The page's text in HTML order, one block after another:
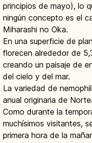
principios de mayo), lo
ningún concepto es el
Miharashi no Oka.
En una superficie de
florecen alrededor de
creando un paisaje de
del cielo y del mar.
La variedad de
anual originaria de
Como durante la
muchísimos visitantes,
primera hora de la